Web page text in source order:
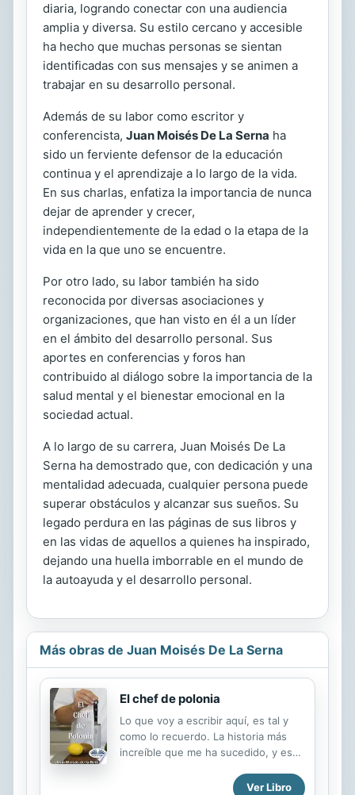
diaria, logrando conectar con una audiencia
amplia y diversa. Su estilo cercano y accesible
ha hecho que muchas personas se sientan
identificadas con sus mensajes y se animen a
trabajar en su desarrollo personal.
Además de su labor como escritor y
conferencista, Juan Moisés De La Serna ha
sido un ferviente defensor de la educación
continua y el aprendizaje a lo largo de la vida.
En sus charlas, enfatiza la importancia de nunca
dejar de aprender y crecer,
independientemente de la edad o la etapa de la
vida en la que uno se encuentre.
Por otro lado, su labor también ha sido
reconocida por diversas asociaciones y
organizaciones, que han visto en él a un líder
en el ámbito del desarrollo personal. Sus
aportes en conferencias y foros han
contribuido al diálogo sobre la importancia de la
salud mental y el bienestar emocional en la
sociedad actual.
A lo largo de su carrera, Juan Moisés De La
Serna ha demostrado que, con dedicación y una
mentalidad adecuada, cualquier persona puede
superar obstáculos y alcanzar sus sueños. Su
legado perdura en las páginas de sus libros y
en las vidas de aquellos a quienes ha inspirado,
dejando una huella imborrable en el mundo de
la autoayuda y el desarrollo personal.
Más obras de Juan Moisés De La Serna
El chef de polonia
Lo que voy a escribir aquí, es tal y
como lo recuerdo. La historia más
increíble que me ha sucedido, y eso
Gendarmerie Nationale (Gendarmería
Ver Libro